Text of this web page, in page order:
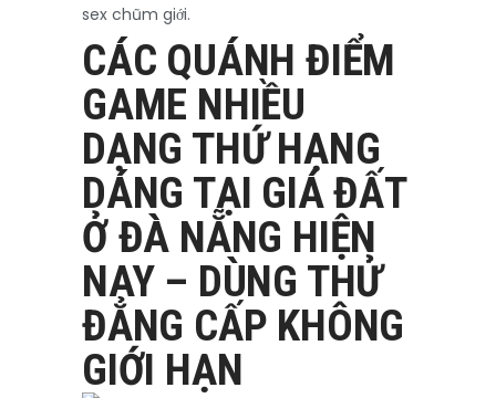
sex chũm giới.
CÁC QUÁNH ĐIỂM
GAME NHIỀU
DẠNG THỨ HẠNG
DÁNG TẠI GIÁ ĐẤT
Ở ĐÀ NẴNG HIỆN
NAY – DÙNG THỬ
ĐẲNG CẤP KHÔNG
GIỚI HẠN